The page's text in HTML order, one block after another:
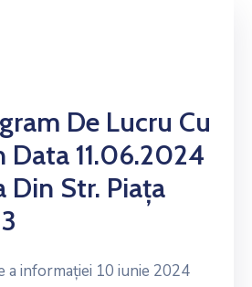
De Lucru Cu
Data 11.06.2024
Din Str. Piața
a informației 10 iunie 2024